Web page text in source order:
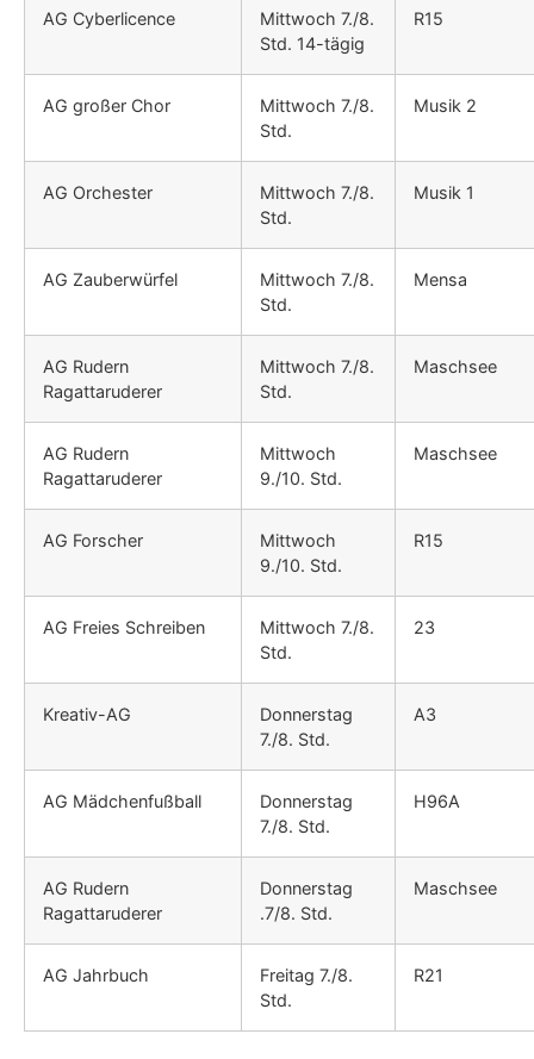
AG Cyberlicence
Mittwoch 7./8.
Std. 14-tägig
R15
AG großer Chor
Mittwoch 7./8.
Std.
Musik 2
AG Orchester
Mittwoch 7./8.
Std.
Musik 1
AG Zauberwürfel
Mittwoch 7./8.
Std.
Mensa
AG Rudern
Ragattaruderer
Mittwoch 7./8.
Std.
Maschsee
AG Rudern
Ragattaruderer
Mittwoch
9./10. Std.
Maschsee
AG Forscher
Mittwoch
9./10. Std.
R15
AG Freies Schreiben
Mittwoch 7./8.
Std.
23
Kreativ-AG
Donnerstag
7./8. Std.
A3
AG Mädchenfußball
Donnerstag
7./8. Std.
H96A
AG Rudern
Ragattaruderer
Donnerstag
.7/8. Std.
Maschsee
AG Jahrbuch
Freitag 7./8.
Std.
R21